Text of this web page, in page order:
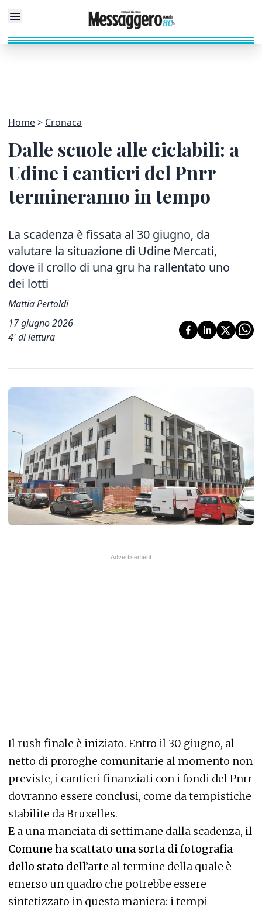
Home Cronaca
Dalle scuole alle ciclabili: a
Udine i cantieri del Pnrr
termineranno in tempo
La scadenza è fissata al 30 giugno, da
valutare la situazione di Udine Mercati,
dove il crollo di una gru ha rallentato uno
dei lotti
Mattia Pertoldi
17 giugno 2026
4' di lettura
Il rush finale è iniziato. Entro il 30 giugno, al
netto di proroghe comunitarie al momento non
previste, i cantieri finanziati con i fondi del Pnrr
dovranno essere conclusi, come da tempistiche
stabilite da Bruxelles.
E a una manciata di settimane dalla scadenza, il
Comune ha scattato una sorta di fotografia
dello stato dell’arte al termine della quale è
emerso un quadro che potrebbe essere
sintetizzato in questa maniera: i tempi